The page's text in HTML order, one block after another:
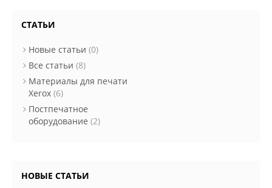
СТАТЬИ
Новые статьи (0)
Все статьи (8)
Материалы для печати
Xerox (6)
Постпечатное
оборудование (2)
НОВЫЕ СТАТЬИ